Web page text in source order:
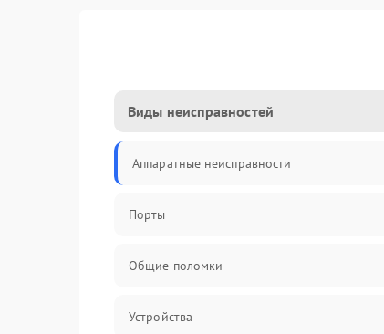
Виды неисправностей
Аппаратные неисправности
Порты
Общие поломки
Устройства